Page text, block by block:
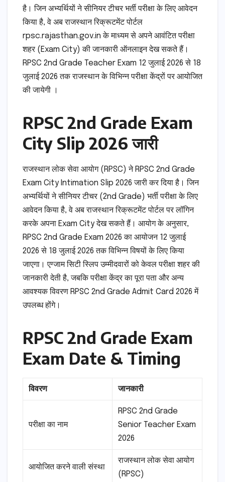
है। जिन अभ्यर्थियों ने सीनियर टीचर भर्ती परीक्षा के लिए आवेदन
किया है, वे अब राजस्थान रिक्रूटमेंट पोर्टल
rpsc.rajasthan.gov.in के माध्यम से अपने आवंटित परीक्षा
शहर (Exam City) की जानकारी ऑनलाइन देख सकते हैं।
RPSC 2nd Grade Teacher Exam 12 जुलाई 2026 से 18
जुलाई 2026 तक राजस्थान के विभिन्न परीक्षा केंद्रों पर आयोजित
की जायेगी ।
RPSC 2nd Grade Exam
City Slip 2026 जारी
राजस्थान लोक सेवा आयोग (RPSC) ने RPSC 2nd Grade
Exam City Intimation Slip 2026 जारी कर दिया है। जिन
अभ्यर्थियों ने सीनियर टीचर (2nd Grade) भर्ती परीक्षा के लिए
आवेदन किया है, वे अब राजस्थान रिक्रूटमेंट पोर्टल पर लॉगिन
करके अपना Exam City देख सकते हैं। आयोग के अनुसार,
RPSC 2nd Grade Exam 2026 का आयोजन 12 जुलाई
2026 से 18 जुलाई 2026 तक विभिन्न विषयों के लिए किया
जाएगा। एग्जाम सिटी स्लिप उम्मीदवारों को केवल परीक्षा शहर की
जानकारी देती है, जबकि परीक्षा केंद्र का पूरा पता और अन्य
आवश्यक विवरण RPSC 2nd Grade Admit Card 2026 में
उपलब्ध होंगे।
RPSC 2nd Grade Exam
Exam Date & Timing
विवरण जानकारी
परीक्षा का नाम
RPSC 2nd Grade
Senior Teacher Exam
2026
आयोजित करने वाली संस्था
राजस्थान लोक सेवा आयोग
(RPSC)